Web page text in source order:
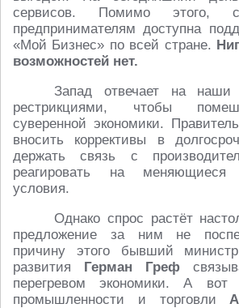
сервисов. Помимо этого,
предпринимателям доступна
«Мой Бизнес» по всей стране.
возможностей нет.
Запад отвечает на
рестрикциями, чтобы
суверенной экономики.
вносить коррективы в
держать связь с
реагировать на меняющиеся
условия.
Однако спрос растёт
предложение за ним не
причину этого бывший министр
развития Герман Греф
перегревом экономики. А
промышленности и торговли